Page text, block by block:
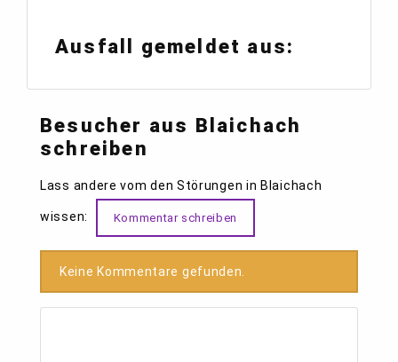
Ausfall gemeldet aus:
Besucher aus Blaichach
schreiben
Lass andere vom den Störungen in Blaichach
wissen: Kommentar schreiben
Keine Kommentare gefunden.